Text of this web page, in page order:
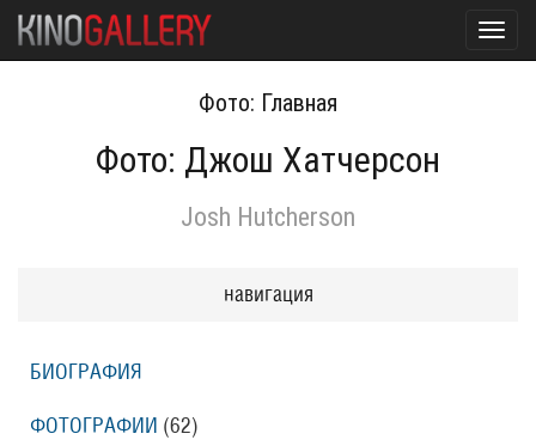
Фото: Главная
Фото: Джош Хатчерсон
Josh Hutcherson
навигация
БИОГРАФИЯ
ФОТОГРАФИИ (62)